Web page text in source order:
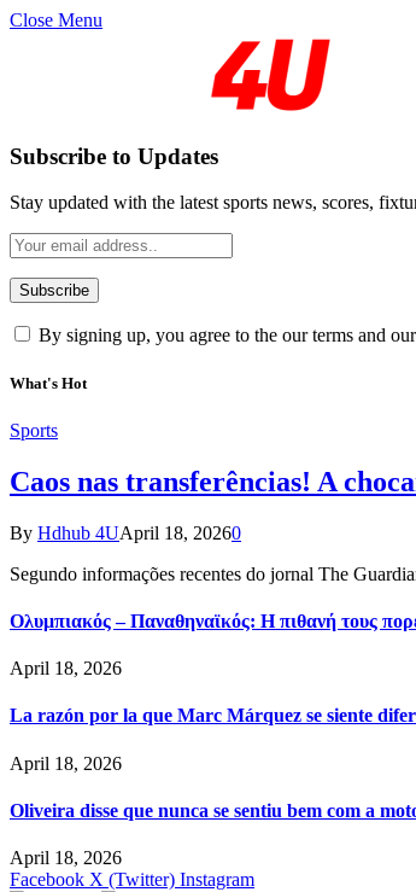
Close Menu
Subscribe to Updates
Stay updated with the latest sports news, scores,
By signing up, you agree to the our terms and our
What's Hot
Sports
Caos nas transferências! A
By Hdhub 4UApril 18, 20260
Segundo informações recentes do jornal The
Ολυμπιακός – Παναθηναϊκός: Η πιθανή τους
April 18, 2026
La razón por la que Marc Márquez se siente
April 18, 2026
Oliveira disse que nunca se sentiu bem com a
April 18, 2026
Facebook X (Twitter) Instagram